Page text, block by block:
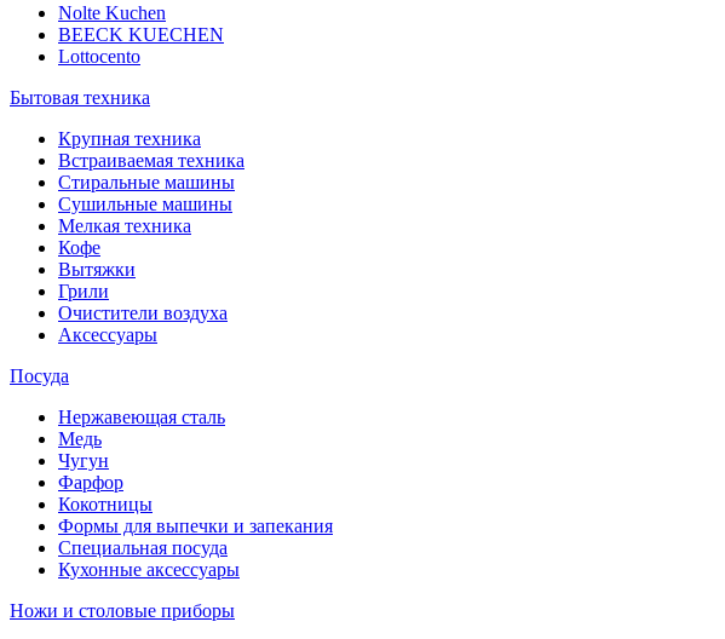
Nolte Kuchen
BEECK KUECHEN
Lottocento
Бытовая техника
Крупная техника
Встраиваемая техника
Стиральные машины
Сушильные машины
Мелкая техника
Кофе
Вытяжки
Грили
Очистители воздуха
Аксессуары
Посуда
Нержавеющая сталь
Медь
Чугун
Фарфор
Кокотницы
Формы для выпечки и запекания
Специальная посуда
Кухонные аксессуары
Ножи и столовые приборы